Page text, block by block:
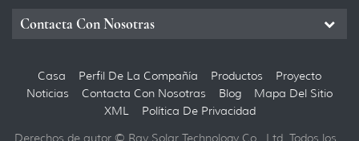
Contacta Con Nosotras
Casa Perfil De La Compañía Productos
Proyecto
Noticias
Contacta Con Nosotras Blog
Mapa Del Sitio
XML
Política De Privacidad
Derechos de autor © Ray Solar Technology Co., Ltd. Todos los